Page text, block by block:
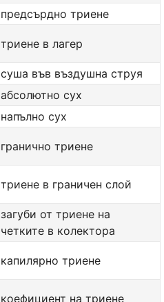
предсърдно триене
триене в лагер
суша във въздушна струя
абсолютно сух
напълно сух
гранично триене
триене в граничен слой
загуби от триене на
четките в колектора
капилярно триене
коефициент на триене